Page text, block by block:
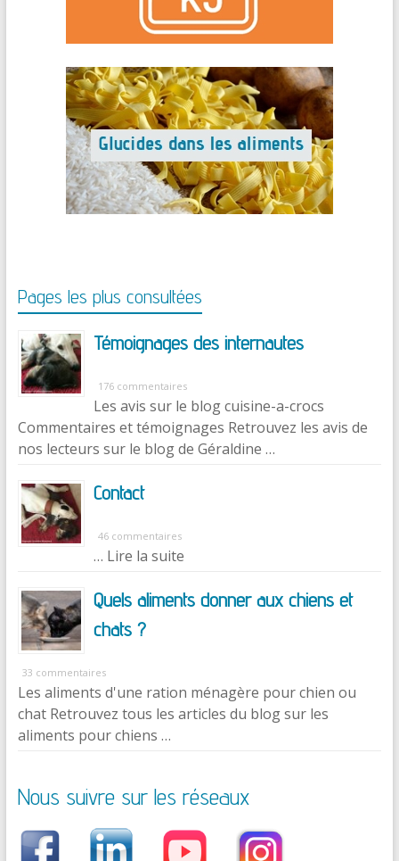
Pages les plus consultées
Témoignages des internautes
176 commentaires
Les avis sur le blog cuisine-a-crocs
Commentaires et témoignages Retrouvez les avis de
nos lecteurs sur le blog de Géraldine …
Contact
46 commentaires
… Lire la suite
Quels aliments donner aux chiens et
chats ?
33 commentaires
Les aliments d'une ration ménagère pour chien ou
chat Retrouvez tous les articles du blog sur les
aliments pour chiens …
Nous suivre sur les réseaux